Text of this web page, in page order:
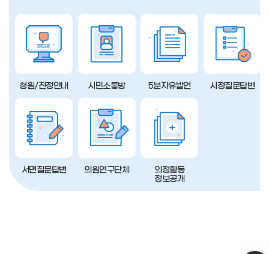
청원/진정안내 시민소통방 5분자유발언 시정질문답변
서면질문답변 의원연구단체
의정활동
정보공개